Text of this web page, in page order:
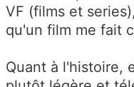
VF (films et
qu'un film me fait
Quant à l'histoire,